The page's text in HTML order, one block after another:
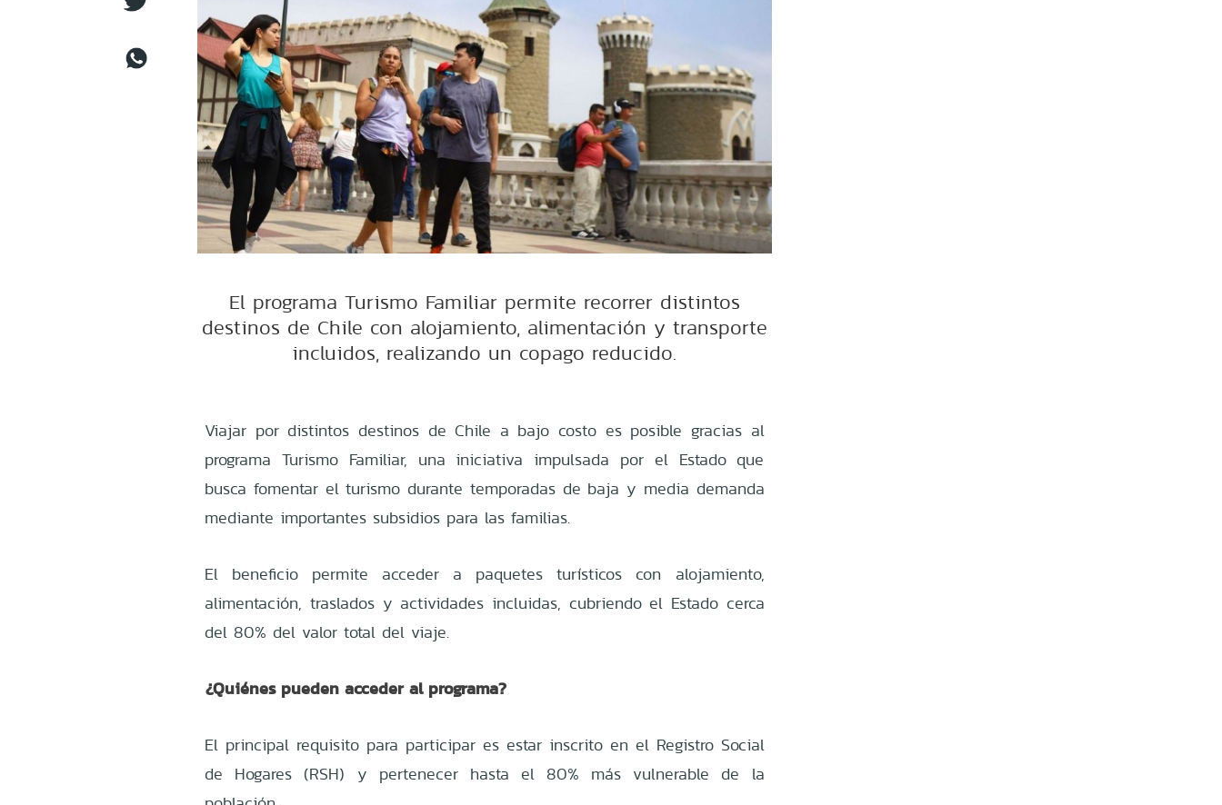
El programa Turismo Familiar permite recorrer distintos
destinos de Chile con alojamiento, alimentación y transporte
incluidos, realizando un copago reducido.
Viajar por distintos destinos de Chile a bajo costo es posible gracias al
programa Turismo Familiar, una iniciativa impulsada por el Estado que
busca fomentar el turismo durante temporadas de baja y media demanda
mediante importantes subsidios para las familias.
El beneficio permite acceder a paquetes turísticos con alojamiento,
alimentación, traslados y actividades incluidas, cubriendo el Estado cerca
del 80% del valor total del viaje.
¿Quiénes pueden acceder al programa?
El principal requisito para participar es estar inscrito en el Registro Social
de Hogares (RSH) y pertenecer hasta el 80% más vulnerable de la